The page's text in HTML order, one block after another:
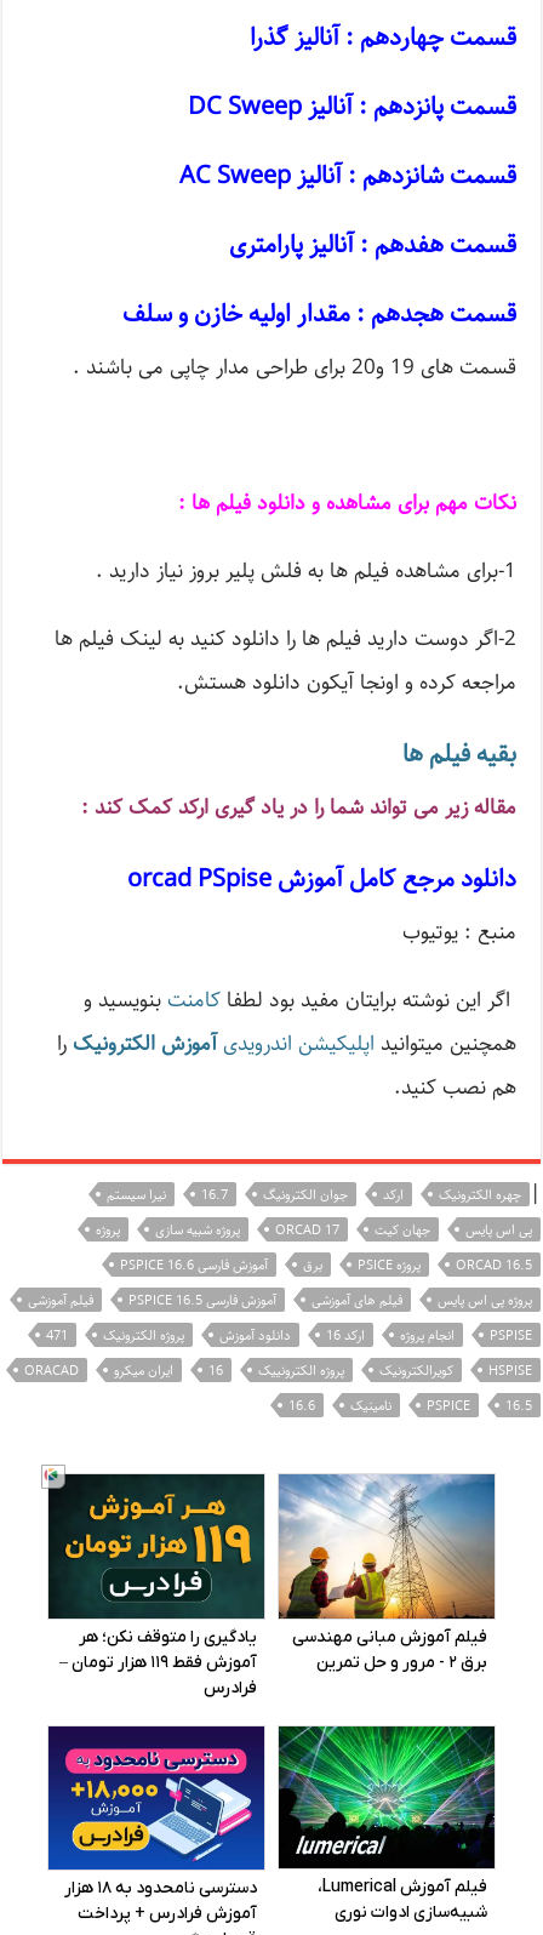
قسمت چهاردهم : آنالیز گذرا
قسمت پانزدهم : آنالیز DC Sweep
قسمت شانزدهم : آنالیز AC Sweep
قسمت هفدهم : آنالیز پارامتری
قسمت هجدهم : مقدار اولیه خازن و سلف
قسمت های 19 و20 برای طراحی مدار چاپی می باشند .
نکات مهم برای مشاهده و دانلود فیلم ها :
1-برای مشاهده فیلم ها به فلش پلیر بروز نیاز دارید .
2-اگر دوست دارید فیلم ها را دانلود کنید به لینک فیلم ها
مراجعه کرده و اونجا آیکون دانلود هستش.
بقیه فیلم ها
مقاله زیر می تواند شما را در یاد گیری ارکد کمک کند :
دانلود مرجع کامل آموزش orcad PSpise
منبع : یوتیوب
اگر این نوشته‌ برایتان مفید بود لطفاکامنت بنویسید و
همچنین میتوانید اپلیکیشن اندرویدیآموزش الکترونیک را
هم نصب کنید.
| چهره الکترونیک ارکد جوان الکترونیگ 16.7
نیرا سیستم
پی اس پایس
جهان کیت ORCAD 17 پروژه شبیه سازی
پروژه
ORCAD 16.5
پروژه PSICE برق
آموزش فارسی PSPICE 16.6
پروژه پی اس پایس
فیلم های آموزشی آموزش فارسی PSPICE 16.5
فیلم آموزشی
PSPISE
انجام پروژه ارکد 16 دانلود آموزش پروژه الکترونیک
471
HSPISE
کویرالکترونیک پروژه الکترونییک 16 ایران میکرو
ORACAD
16.5
PSPICE نامینیک 16.6